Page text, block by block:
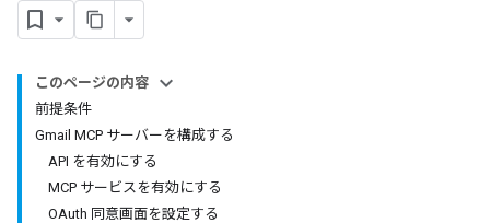
このページの内容
前提条件
Gmail MCP サーバーを構成する
API を有効にする
MCP サービスを有効にする
OAuth 同意画面を設定する